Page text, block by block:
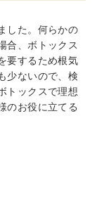
した。何らかの
合、ボトックス
要するため根気
少ないので、検
トックスで理想
のお役に立てる